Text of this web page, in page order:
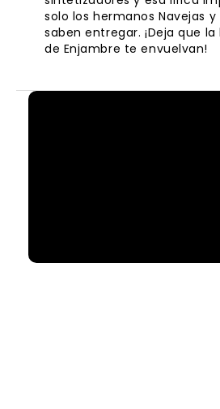
solo los hermanos Navejas
saben entregar. ¡Deja que
de Enjambre te envuelvan!